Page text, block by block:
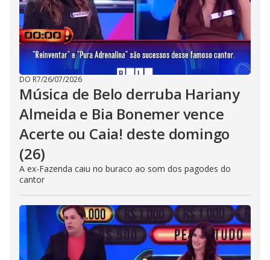
DO R7/26/07/2026
Música de Belo derruba Hariany
Almeida e Bia Bonemer vence
Acerte ou Caia! deste domingo
(26)
A ex-Fazenda caiu no buraco ao som dos pagodes do
cantor